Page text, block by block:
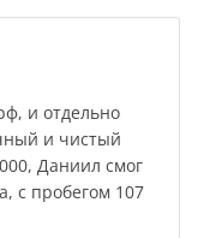
и отдельно
и чистый
Даниил смог
с пробегом 107